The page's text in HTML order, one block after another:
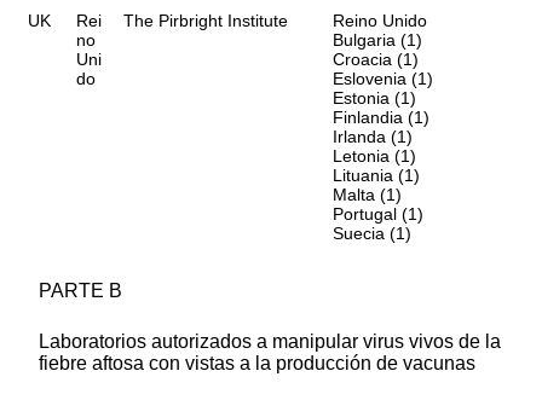
UK
Rei
no
Uni
do
The Pirbright Institute
Reino Unido
Bulgaria (1)
Croacia (1)
Eslovenia (1)
Estonia (1)
Finlandia (1)
Irlanda (1)
Letonia (1)
Lituania (1)
Malta (1)
Portugal (1)
Suecia (1)
PARTE B
Laboratorios autorizados a manipular virus vivos de la
fiebre aftosa con vistas a la producción de vacunas